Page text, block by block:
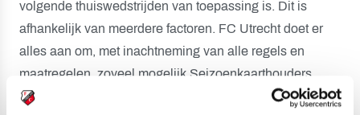
volgende thuiswedstrijden van toepassing is. Dit is
afhankelijk van meerdere factoren. FC Utrecht doet er
alles aan om, met inachtneming van alle regels en
maatregelen, zoveel mogelijk Seizoenkaarthouders
toegang te bieden bij thuiswedstrijden van FC Utrecht in